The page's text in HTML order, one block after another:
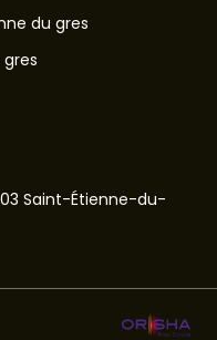
du gres
Saint-Étienne-du-